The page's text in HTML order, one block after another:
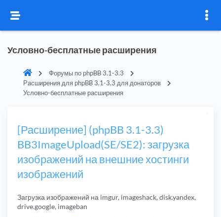
Условно-бесплатные расширения
Форумы по phpBB 3.1-3.3
Расширения для phpBB 3.1-3.3 для донаторов
Условно-бесплатные расширения
[Расширение] (phpBB 3.1-3.3)
BB3ImageUpload(SE/SE2): загрузка
изображений на внешние хостинги
изображений
Загрузка изображений на imgur, imageshack, disk.yandex,
drive.google, imageban